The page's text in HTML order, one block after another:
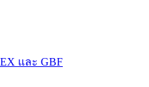
และ GBF